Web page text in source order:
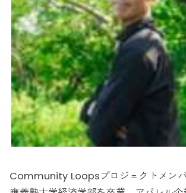
Community Loopsプロジェクトメン